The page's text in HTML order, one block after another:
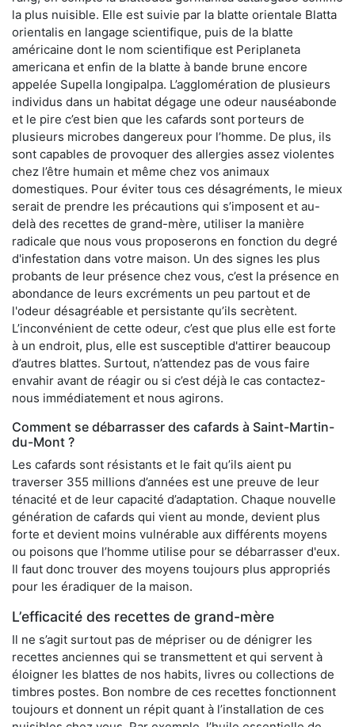
la plus nuisible. Elle est suivie par la blatte orientale Blatta
orientalis en langage scientifique, puis de la blatte
américaine dont le nom scientifique est Periplaneta
americana et enfin de la blatte à bande brune encore
appelée Supella longipalpa. L’agglomération de plusieurs
individus dans un habitat dégage une odeur nauséabonde
et le pire c’est bien que les cafards sont porteurs de
plusieurs microbes dangereux pour l’homme. De plus, ils
sont capables de provoquer des allergies assez violentes
chez l’être humain et même chez vos animaux
domestiques. Pour éviter tous ces désagréments, le mieux
serait de prendre les précautions qui s’imposent et au-
delà des recettes de grand-mère, utiliser la manière
radicale que nous vous proposerons en fonction du degré
d'infestation dans votre maison. Un des signes les plus
probants de leur présence chez vous, c’est la présence en
abondance de leurs excréments un peu partout et de
l'odeur désagréable et persistante qu’ils secrètent.
L’inconvénient de cette odeur, c’est que plus elle est forte
à un endroit, plus, elle est susceptible d'attirer beaucoup
d’autres blattes. Surtout, n’attendez pas de vous faire
envahir avant de réagir ou si c’est déjà le cas contactez-
nous immédiatement et nous agirons.
Comment se débarrasser des cafards à Saint-Martin-
du-Mont ?
Les cafards sont résistants et le fait qu’ils aient pu
traverser 355 millions d’années est une preuve de leur
ténacité et de leur capacité d’adaptation. Chaque nouvelle
génération de cafards qui vient au monde, devient plus
forte et devient moins vulnérable aux différents moyens
ou poisons que l’homme utilise pour se débarrasser d'eux.
Il faut donc trouver des moyens toujours plus appropriés
pour les éradiquer de la maison.
L’efficacité des recettes de grand-mère
Il ne s’agit surtout pas de mépriser ou de dénigrer les
recettes anciennes qui se transmettent et qui servent à
éloigner les blattes de nos habits, livres ou collections de
timbres postes. Bon nombre de ces recettes fonctionnent
toujours et donnent un répit quant à l’installation de ces